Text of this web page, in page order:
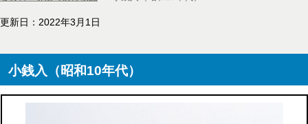
更新日：2022年3月1日
小銭入（昭和10年代）